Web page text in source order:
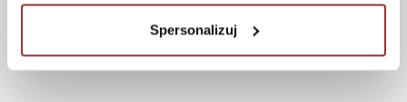
Spersonalizuj
Koszt dostawy
Informacje techniczne